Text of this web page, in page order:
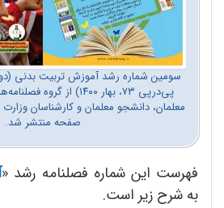
سومین شماره رشد آموزش تربیت بدنی
پی‌درپی ۷۳، بهار ۱۴۰۰) از
صفحه منتشر شد.
فهرست این شماره فصلنامه رشد «
به شرح زیر است.